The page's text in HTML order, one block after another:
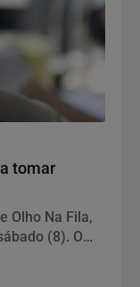
tomar
Olho Na Fila,
(8). O